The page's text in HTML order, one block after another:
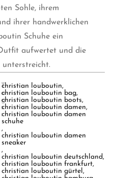
Sohle, ihrem
ihrer handwerklichen
Schuhe ein
aufwertet und die
unterstreicht.
T
a
g
s
:
christian louboutin,
christian louboutin bag,
christian louboutin boots,
christian louboutin damen,
christian louboutin damen
schuhe
,
christian louboutin damen
sneaker
,
christian louboutin deutschland,
christian louboutin frankfurt,
christian louboutin gürtel,